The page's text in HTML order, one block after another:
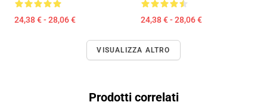
24,38 € - 28,06 € 24,38 € - 28,06 €
VISUALIZZA ALTRO
Prodotti correlati